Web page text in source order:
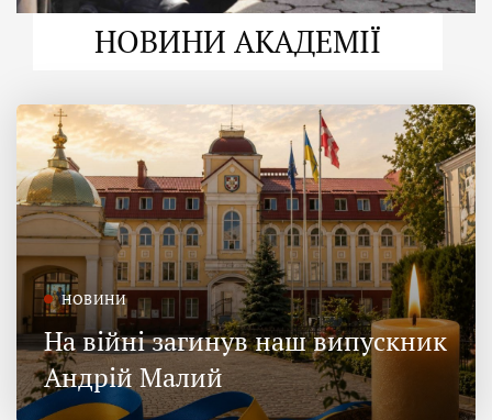
НОВИНИ АКАДЕМІЇ
НОВИНИ
На війні загинув наш випускник
Андрій Малий